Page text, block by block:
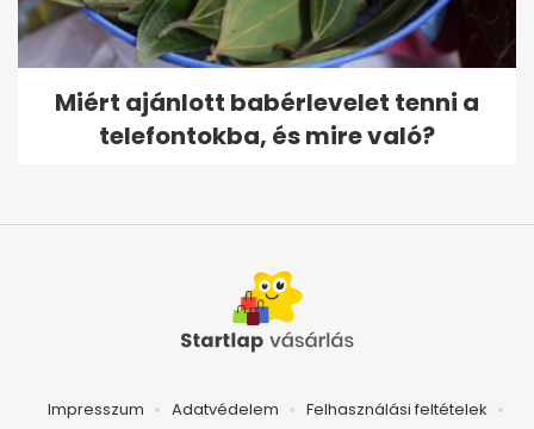
Miért ajánlott babérlevelet tenni a
telefontokba, és mire való?
Impresszum Adatvédelem Felhasználási feltételek